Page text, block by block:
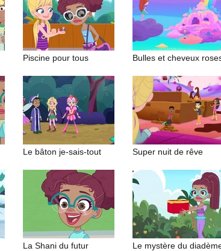
Piscine pour tous Bulles et cheveux
Le bâton je-sais-tout Super nuit de rêve
La Shani du futur Le mystère du